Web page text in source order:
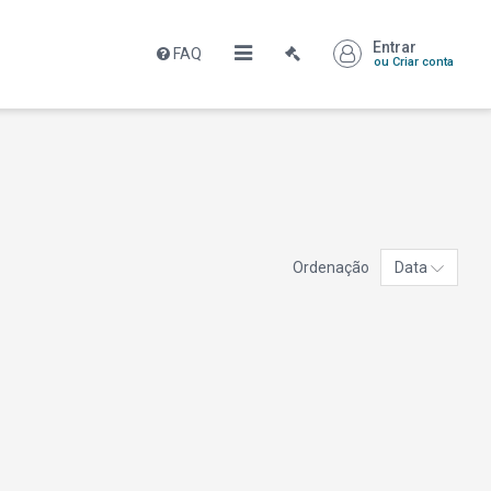
FAQ Entrar
ou Criar conta
Ordenação Data